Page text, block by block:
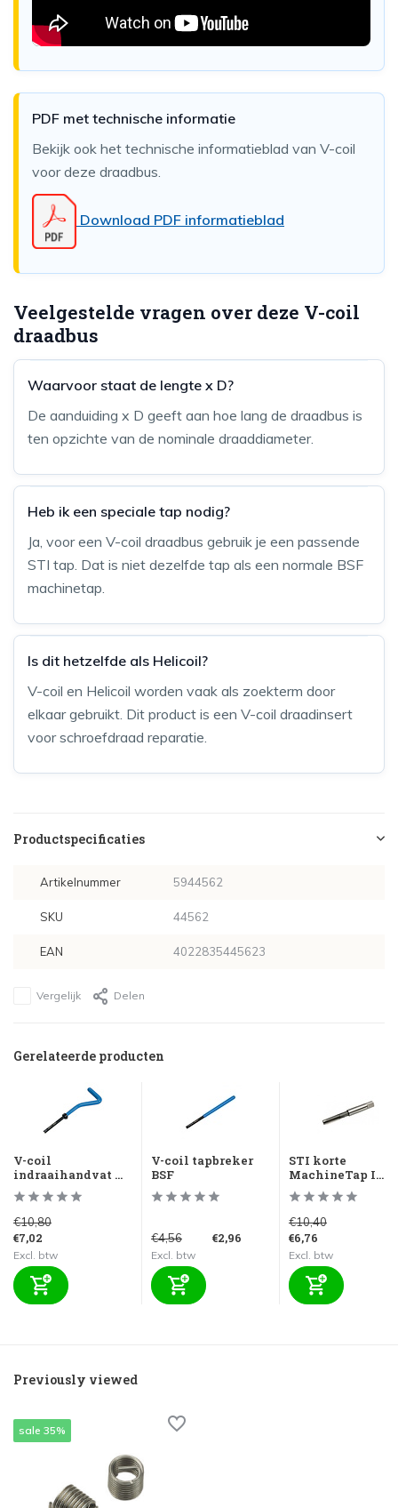
PDF met technische informatie
Bekijk ook het technische informatieblad van V-coil
voor deze draadbus.
Download PDF informatieblad
Veelgestelde vragen over deze V-coil
draadbus
Waarvoor staat de lengte x D?
De aanduiding x D geeft aan hoe lang de draadbus is
ten opzichte van de nominale draaddiameter.
Heb ik een speciale tap nodig?
Ja, voor een V-coil draadbus gebruik je een passende
STI tap. Dat is niet dezelfde tap als een normale BSF
machinetap.
Is dit hetzelfde als Helicoil?
V-coil en Helicoil worden vaak als zoekterm door
elkaar gebruikt. Dit product is een V-coil draadinsert
voor schroefdraad reparatie.
Productspecificaties
Artikelnummer 5944562
SKU 44562
EAN 4022835445623
Vergelijk Delen
Gerelateerde producten
V-coil
indraaihandvat ...
€10,80
€7,02
Excl. btw
V-coil tapbreker
BSF
€4,56 €2,96
Excl. btw
STI korte
MachineTap I...
€10,40
€6,76
Excl. btw
Previously viewed
sale 35%